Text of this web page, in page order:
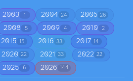
2003 1 2004 24 2005 26
2008 5 2009 4 2010 2
2015 15 2016 33 2017 14
2020 22 2021 33 2022 22
2025 6 2026 144